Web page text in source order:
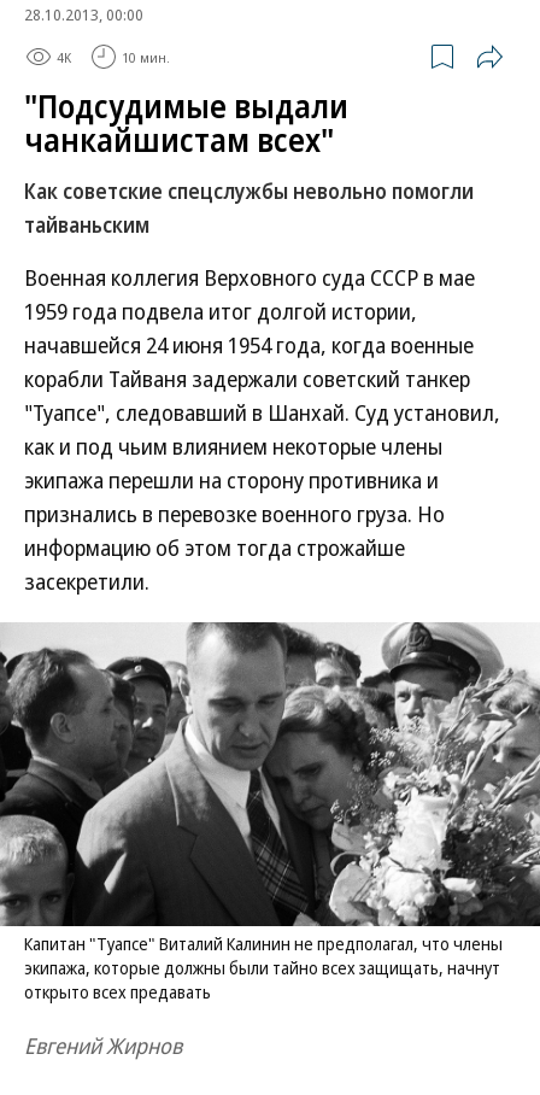
28.10.2013, 00:00
4K 10 мин.
"Подсудимые выдали
чанкайшистам всех"
Как советские спецслужбы невольно помогли
тайваньским
Военная коллегия Верховного суда СССР в мае
1959 года подвела итог долгой истории,
начавшейся 24 июня 1954 года, когда военные
корабли Тайваня задержали советский танкер
"Туапсе", следовавший в Шанхай. Суд установил,
как и под чьим влиянием некоторые члены
экипажа перешли на сторону противника и
признались в перевозке военного груза. Но
информацию об этом тогда строжайше
засекретили.
Капитан "Туапсе" Виталий Калинин не предполагал, что члены
экипажа, которые должны были тайно всех защищать, начнут
открыто всех предавать
Евгений Жирнов